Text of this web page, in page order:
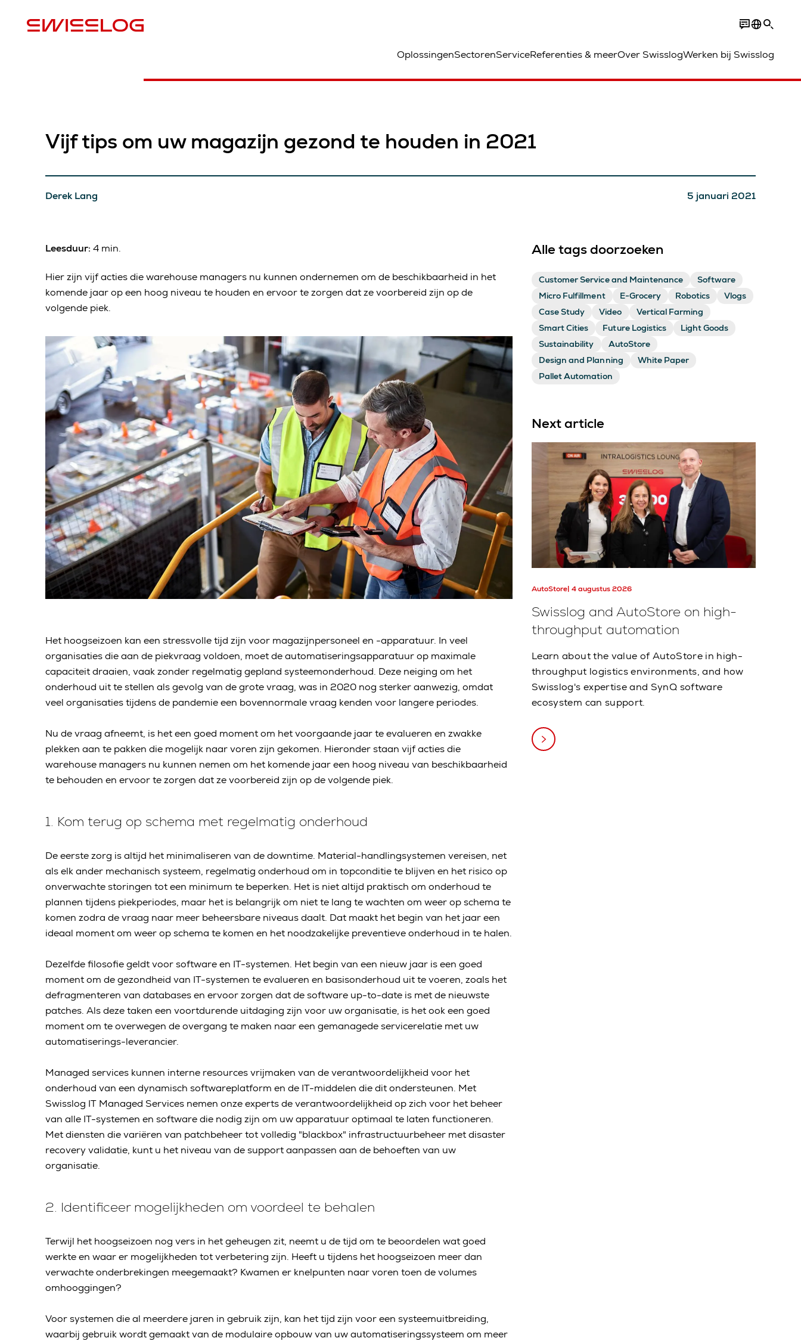
OplossingenSectorenServiceReferenties & meerOver SwisslogWerken bij Swisslog
Vijf tips om uw magazijn gezond te houden in 2021
Derek Lang 5 januari 2021
Leesduur: 4 min.
Hier zijn vijf acties die warehouse managers nu kunnen ondernemen om de beschikbaarheid in het
komende jaar op een hoog niveau te houden en ervoor te zorgen dat ze voorbereid zijn op de
volgende piek.
Het hoogseizoen kan een stressvolle tijd zijn voor magazijnpersoneel en -apparatuur. In veel
organisaties die aan de piekvraag voldoen, moet de automatiseringsapparatuur op maximale
capaciteit draaien, vaak zonder regelmatig gepland systeemonderhoud. Deze neiging om het
onderhoud uit te stellen als gevolg van de grote vraag, was in 2020 nog sterker aanwezig, omdat
veel organisaties tijdens de pandemie een bovennormale vraag kenden voor langere periodes.
Nu de vraag afneemt, is het een goed moment om het voorgaande jaar te evalueren en zwakke
plekken aan te pakken die mogelijk naar voren zijn gekomen. Hieronder staan vijf acties die
warehouse managers nu kunnen nemen om het komende jaar een hoog niveau van beschikbaarheid
te behouden en ervoor te zorgen dat ze voorbereid zijn op de volgende piek.
1. Kom terug op schema met regelmatig onderhoud
De eerste zorg is altijd het minimaliseren van de downtime. Material-handlingsystemen vereisen, net
als elk ander mechanisch systeem, regelmatig onderhoud om in topconditie te blijven en het risico op
onverwachte storingen tot een minimum te beperken. Het is niet altijd praktisch om onderhoud te
plannen tijdens piekperiodes, maar het is belangrijk om niet te lang te wachten om weer op schema te
komen zodra de vraag naar meer beheersbare niveaus daalt. Dat maakt het begin van het jaar een
ideaal moment om weer op schema te komen en het noodzakelijke preventieve onderhoud in te halen.
Dezelfde filosofie geldt voor software en IT-systemen. Het begin van een nieuw jaar is een goed
moment om de gezondheid van IT-systemen te evalueren en basisonderhoud uit te voeren, zoals het
defragmenteren van databases en ervoor zorgen dat de software up-to-date is met de nieuwste
patches. Als deze taken een voortdurende uitdaging zijn voor uw organisatie, is het ook een goed
moment om te overwegen de overgang te maken naar een gemanagede servicerelatie met uw
automatiserings-leverancier.
Managed services kunnen interne resources vrijmaken van de verantwoordelijkheid voor het
onderhoud van een dynamisch softwareplatform en de IT-middelen die dit ondersteunen. Met
Swisslog IT Managed Services nemen onze experts de verantwoordelijkheid op zich voor het beheer
van alle IT-systemen en software die nodig zijn om uw apparatuur optimaal te laten functioneren.
Met diensten die variëren van patchbeheer tot volledig "blackbox" infrastructuurbeheer met disaster
recovery validatie, kunt u het niveau van de support aanpassen aan de behoeften van uw
organisatie.
2. Identificeer mogelijkheden om voordeel te behalen
Terwijl het hoogseizoen nog vers in het geheugen zit, neemt u de tijd om te beoordelen wat goed
werkte en waar er mogelijkheden tot verbetering zijn. Heeft u tijdens het hoogseizoen meer dan
verwachte onderbrekingen meegemaakt? Kwamen er knelpunten naar voren toen de volumes
omhooggingen?
Voor systemen die al meerdere jaren in gebruik zijn, kan het tijd zijn voor een systeemuitbreiding,
waarbij gebruik wordt gemaakt van de modulaire opbouw van uw automatiseringssysteem om meer
Alle tags doorzoeken
Customer Service and Maintenance
Software
Micro Fulfillment
E-Grocery Robotics
Vlogs
Case Study
Video
Vertical Farming
Smart Cities
Future Logistics
Light Goods
Sustainability
AutoStore
Design and Planning
White Paper
Pallet Automation
Next article
AutoStore 4 augustus 2026
Swisslog and AutoStore on high-
throughput automation
Learn about the value of AutoStore in high-
throughput logistics environments, and how
Swisslog's expertise and SynQ software
ecosystem can support.